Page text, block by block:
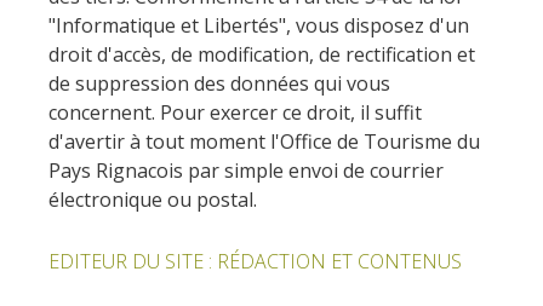
Recetas y productos locales
Pasear en menos
de cien
kilómetros
Los más bonitos pueblos en
Otras hermosas aldeas
"Informatique et Libertés", vous disposez d'un
droit d'accès, de modification, de rectification et
de suppression des données qui vous
concernent. Pour exercer ce droit, il suffit
d'avertir à tout moment l'Office de Tourisme du
Pays Rignacois par simple envoi de courrier
électronique ou postal.
EDITEUR DU SITE : RÉDACTION ET CONTENUS